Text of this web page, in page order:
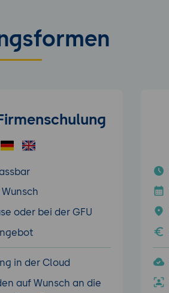
oder bei der GFU
in der Cloud
auf Wunsch an die